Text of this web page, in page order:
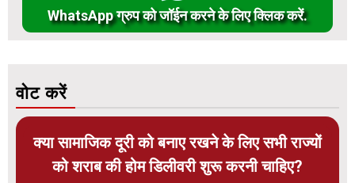
WhatsApp ग्रुप को जॉईन करने के लिए क्लिक करें.
वोट करें
क्या सामाजिक दूरी को बनाए रखने के लिए सभी राज्यों
को शराब की होम डिलीवरी शुरू करनी चाहिए?